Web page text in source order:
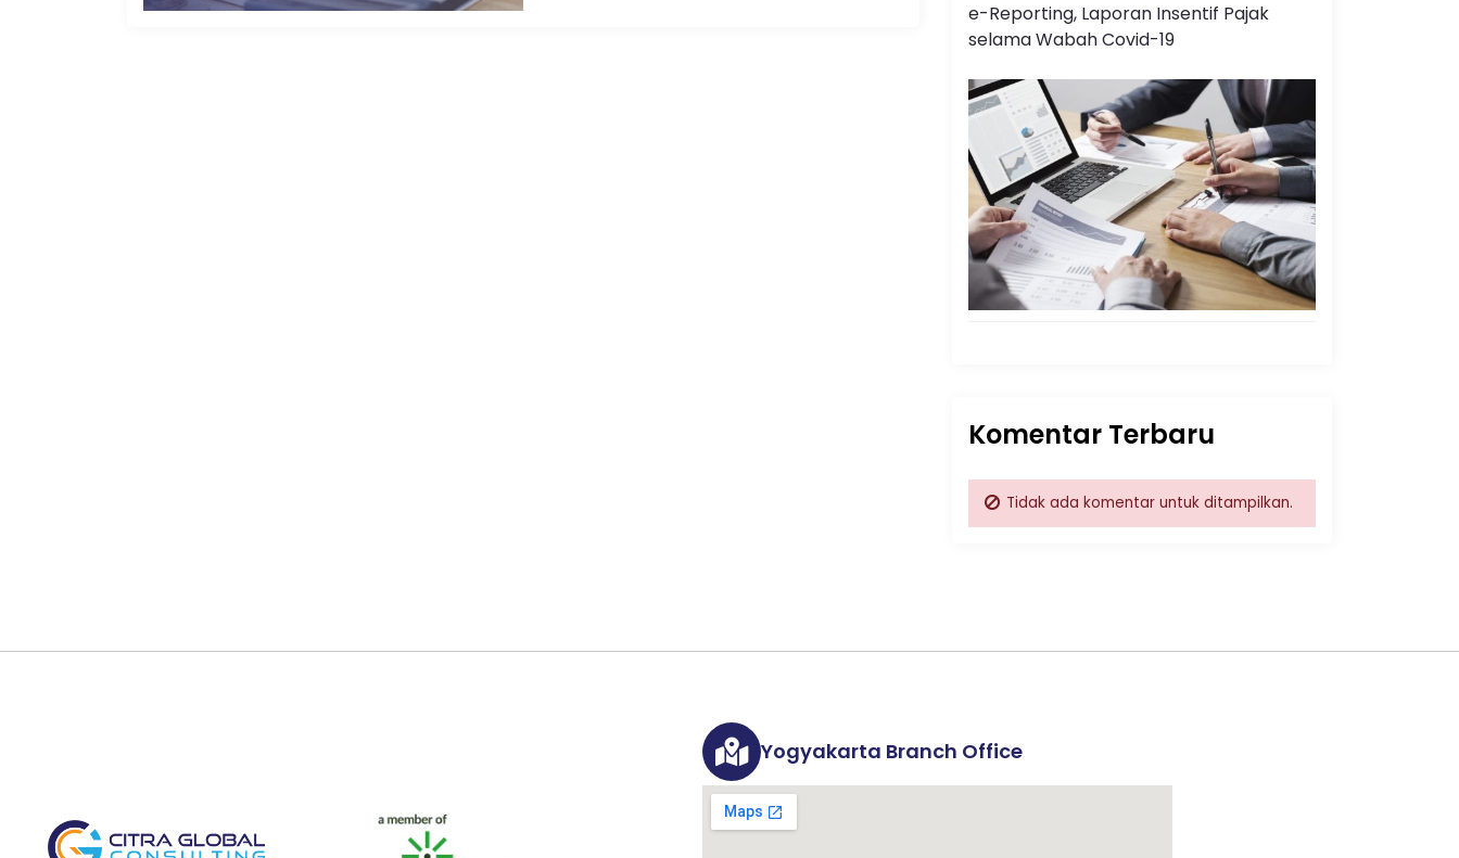
e-Reporting, Laporan Insentif Pajak
selama Wabah Covid-19
Komentar Terbaru
Tidak ada komentar untuk ditampilkan.
Yogyakarta Branch Office